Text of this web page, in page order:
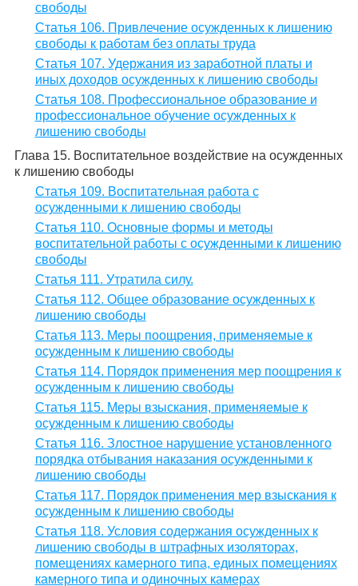
свободы
Статья 106. Привлечение осужденных к лишению
свободы к работам без оплаты труда
Статья 107. Удержания из заработной платы и
иных доходов осужденных к лишению свободы
Статья 108. Профессиональное образование и
профессиональное обучение осужденных к
лишению свободы
Глава 15. Воспитательное воздействие на осужденных
к лишению свободы
Статья 109. Воспитательная работа с
осужденными к лишению свободы
Статья 110. Основные формы и методы
воспитательной работы с осужденными к лишению
свободы
Статья 111. Утратила силу.
Статья 112. Общее образование осужденных к
лишению свободы
Статья 113. Меры поощрения, применяемые к
осужденным к лишению свободы
Статья 114. Порядок применения мер поощрения к
осужденным к лишению свободы
Статья 115. Меры взыскания, применяемые к
осужденным к лишению свободы
Статья 116. Злостное нарушение установленного
порядка отбывания наказания осужденными к
лишению свободы
Статья 117. Порядок применения мер взыскания к
осужденным к лишению свободы
Статья 118. Условия содержания осужденных к
лишению свободы в штрафных изоляторах,
помещениях камерного типа, единых помещениях
камерного типа и одиночных камерах